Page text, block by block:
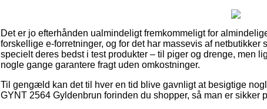
Det er jo efterhånden ualmindeligt fremkommeligt for
forskellige e-forretninger, og for det har massevis af
specielt deres bedst i test produkter – til piger og drenge, men
nogle gange garantere fragt uden omkostninger.
Til gengæld kan det til hver en tid blive gavnligt at besigtige
GYNT 2564 Gyldenbrun forinden du shopper, så man er sikker